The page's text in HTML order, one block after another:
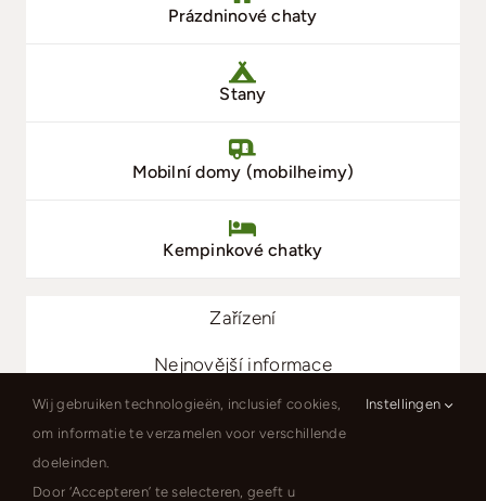
Prázdninové chaty
Stany
Mobilní domy (mobilheimy)
Kempinkové chatky
Zařízení
Nejnovější informace
Kontakt
Wij gebruiken technologieën, inclusief cookies,
om informatie te verzamelen voor verschillende
doeleinden.
Door ‘Accepteren’ te selecteren, geeft u
Instellingen